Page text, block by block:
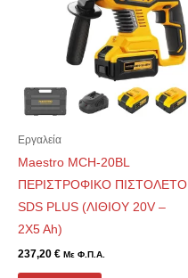
Εργαλεία
Maestro MCH-20BL
ΠΕΡΙΣΤΡΟΦΙΚΟ ΠΙΣΤΟΛΕΤΟ
SDS PLUS (ΛΙΘΙΟΥ 20V –
2X5 Ah)
237,20 € Με Φ.Π.Α.